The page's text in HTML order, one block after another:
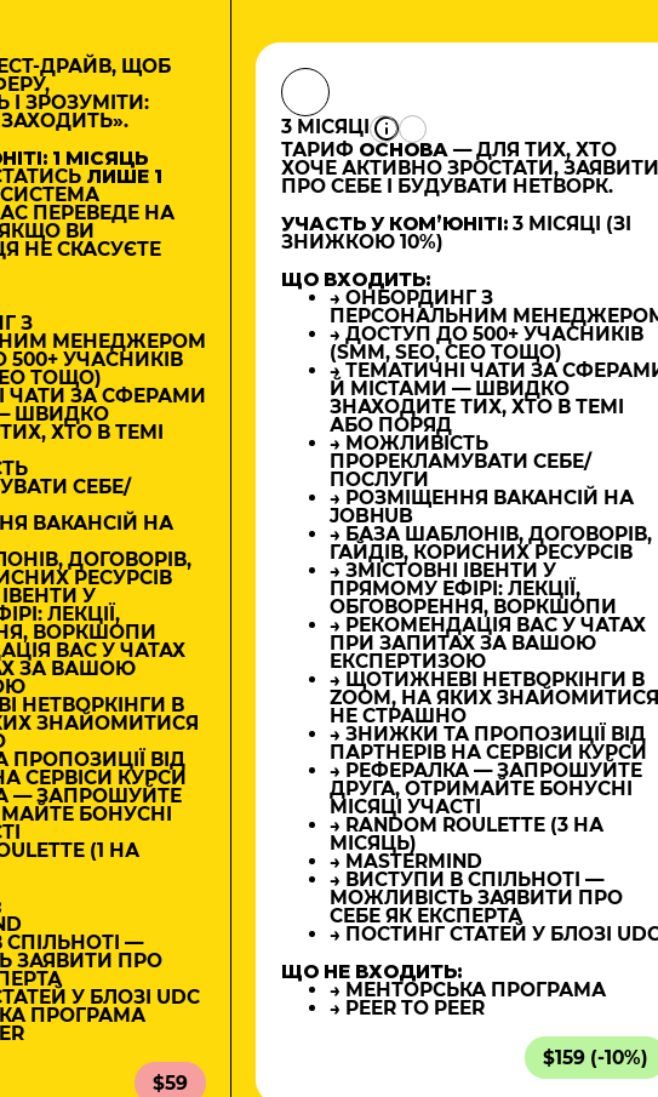
ДРАЙВ, ЩОБ
І ЗРОЗУМІТИ:
1 МІСЯЦЬ
ЛИШЕ 1
СИСТЕМА
ПЕРЕВЕДЕ НА
ВИ
НЕ СКАСУЄТЕ
З
МЕНЕДЖЕРОМ
УЧАСНИКІВ
ТОЩО)
ЧАТИ ЗА СФЕРАМИ
ШВИДКО
ХТО В ТЕМІ
СЕБЕ/
ВАКАНСІЙ НА
ДОГОВОРІВ,
РЕСУРСІВ
У
ЛЕКЦІЇ,
ВОРКШОПИ
ВАС У ЧАТАХ
ЗА ВАШОЮ
НЕТВОРКІНГИ В
ЗНАЙОМИТИСЯ
ПРОПОЗИЦІЇ ВІД
СЕРВІСИ КУРСИ
— ЗАПРОШУЙТЕ
БОНУСНІ
(1 НА
—
ЗАЯВИТИ ПРО
У БЛОЗІ UDC
ПРОГРАМА
$59
3 МІСЯЦІ
ТАРИФ ОСНОВА — ДЛЯ ТИХ, ХТО
ХОЧЕ АКТИВНО ЗРОСТАТИ, ЗАЯВИТИ
ПРО СЕБЕ І БУДУВАТИ НЕТВОРК.
УЧАСТЬ У КОМʼЮНІТІ: 3 МІСЯЦІ (ЗІ
ЗНИЖКОЮ 10%)
ЩО ВХОДИТЬ:
→ ОНБОРДИНГ З
ПЕРСОНАЛЬНИМ
→ ДОСТУП ДО 500+ УЧАСНИКІВ
(SMM, SEO, CEO ТОЩО)
→ ТЕМАТИЧНІ ЧАТИ ЗА
Й МІСТАМИ — ШВИДКО
ЗНАХОДИТЕ ТИХ, ХТО В ТЕМІ
АБО ПОРЯД
→ МОЖЛИВІСТЬ
ПРОРЕКЛАМУВАТИ СЕБЕ/
ПОСЛУГИ
→ РОЗМІЩЕННЯ ВАКАНСІЙ НА
JOBHUB
→ БАЗА ШАБЛОНІВ, ДОГОВОРІВ,
ГАЙДІВ, КОРИСНИХ РЕСУРСІВ
→ ЗМІСТОВНІ ІВЕНТИ У
ПРЯМОМУ ЕФІРІ: ЛЕКЦІЇ,
ОБГОВОРЕННЯ, ВОРКШОПИ
→ РЕКОМЕНДАЦІЯ ВАС У ЧАТАХ
ПРИ ЗАПИТАХ ЗА ВАШОЮ
ЕКСПЕРТИЗОЮ
→ ЩОТИЖНЕВІ НЕТВОРКІНГИ В
ZOOM, НА ЯКИХ ЗНАЙОМИТИСЯ
НЕ СТРАШНО
→ ЗНИЖКИ ТА ПРОПОЗИЦІЇ ВІД
ПАРТНЕРІВ НА СЕРВІСИ КУРСИ
→ РЕФЕРАЛКА — ЗАПРОШУЙТЕ
ДРУГА, ОТРИМАЙТЕ БОНУСНІ
МІСЯЦІ УЧАСТІ
→ RANDOM ROULETTE (3 НА
МІСЯЦЬ)
→ MASTERMIND
→ ВИСТУПИ В СПІЛЬНОТІ —
МОЖЛИВІСТЬ ЗАЯВИТИ ПРО
СЕБЕ ЯК ЕКСПЕРТА
→ ПОСТИНГ СТАТЕЙ У БЛОЗІ
ЩО НЕ ВХОДИТЬ:
→ МЕНТОРСЬКА ПРОГРАМА
→ PEER TO PEER
$159 (-10%)